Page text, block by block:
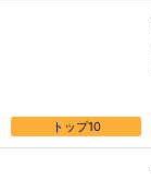
トップ10